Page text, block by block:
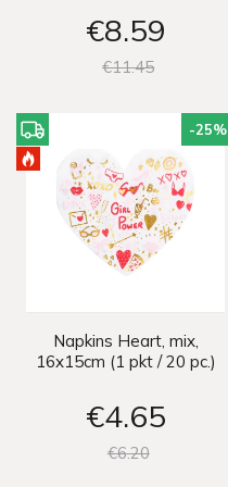
€8 59
€1145
-25%
Napkins Heart, mix,
16x15cm (1 pkt / 20 pc.)
€4 65
€620